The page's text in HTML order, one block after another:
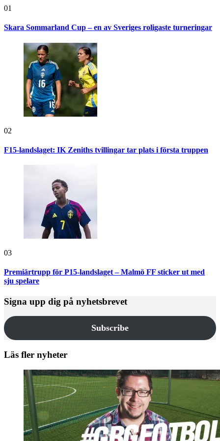
01
Skara Sommarland Cup – en av Sveriges roligaste turneringar
02
F15-landslaget: IK Zeniths tvillingar tar plats i första truppen
03
Premiärtrupp för P15-landslaget – Malmö FF sticker ut med
sju spelare
Signa upp dig på nyhetsbrevet
Subscribe
Läs fler nyheter